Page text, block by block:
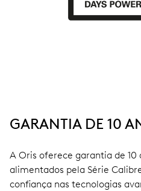
GARANTIA DE 10
A Oris oferece garantia de 10
alimentados pela Série
confiança nas tecnologias